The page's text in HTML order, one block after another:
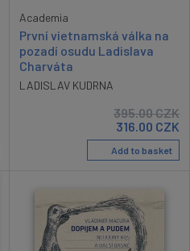
Academia
První vietnamská válka na
pozadí osudu Ladislava
Charváta
LADISLAV KUDRNA
395.00CZK
316.00 CZK
Add to basket